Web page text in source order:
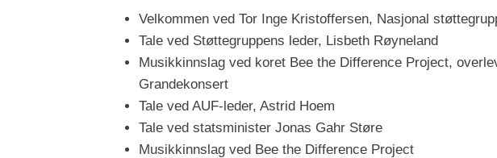
Velkommen ved Tor Inge Kristoffersen, Nasjonal
Tale ved Støttegruppens leder, Lisbeth Røyneland
Musikkinnslag ved koret Bee the Difference Project,
Grandekonsert
Tale ved AUF-leder, Astrid Hoem
Tale ved statsminister Jonas Gahr Støre
Musikkinnslag ved Bee the Difference Project